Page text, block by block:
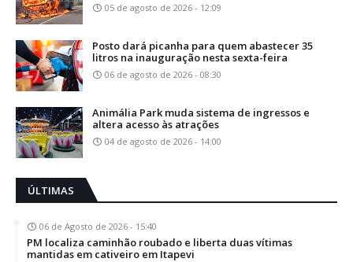
05 de agosto de 2026 - 12:09
Posto dará picanha para quem abastecer 35
litros na inauguração nesta sexta-feira
06 de agosto de 2026 - 08:30
Animália Park muda sistema de ingressos e
altera acesso às atrações
04 de agosto de 2026 - 14:00
ÚLTIMAS
06 de Agosto de 2026 - 15:40
PM localiza caminhão roubado e liberta duas vítimas
mantidas em cativeiro em Itapevi